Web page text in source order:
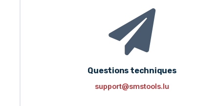
Questions techniques
support@smstools.lu